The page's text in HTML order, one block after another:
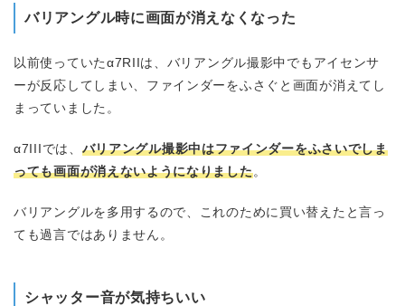
バリアングル時に画面が消えなくなった
以前使っていたα7RIIは、バリアングル撮影中でもアイセンサ
ーが反応してしまい、ファインダーをふさぐと画面が消えてし
まっていました。
α7IIIでは、 バリアングル撮影中はファインダーをふさいでしま
っても画面が消えないようになりました。
バリアングルを多用するので、これのために買い替えたと言っ
ても過言ではありません。
シャッター音が気持ちいい